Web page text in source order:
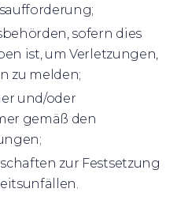
sofern dies
ist, um Verletzungen,
zu melden;
und/oder
gemäß den
zur Festsetzung